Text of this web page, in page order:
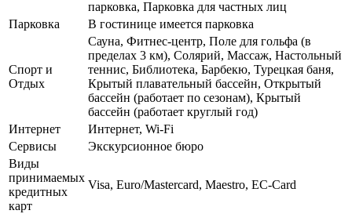
парковка, Парковка для частных лиц
Парковка
В гостинице имеется парковка
Спорт и
Отдых
Сауна, Фитнес-центр, Поле для гольфа (в
пределах 3 км), Солярий, Массаж, Настольный
теннис, Библиотека, Барбекю, Турецкая баня,
Крытый плавательный бассейн, Открытый
бассейн (работает по сезонам), Крытый
бассейн (работает круглый год)
Интернет
Интернет, Wi-Fi
Сервисы
Экскурсионное бюро
Виды
принимаемых
кредитных
карт
Visa, Euro/Mastercard, Maestro, EC-Card